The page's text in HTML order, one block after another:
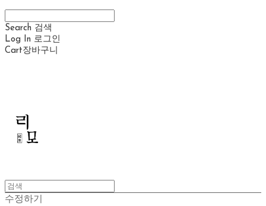
Search 검색
Log In 로그인
Cart장바구니
수정하기